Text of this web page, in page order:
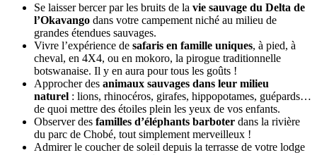
Se laisser bercer par les bruits de la vie sauvage du Delta de
l’Okavango dans votre campement niché au milieu de
grandes étendues sauvages.
Vivre l’expérience de safaris en famille uniques, à pied, à
cheval, en 4X4, ou en mokoro, la pirogue traditionnelle
botswanaise. Il y en aura pour tous les goûts !
Approcher des animaux sauvages dans leur milieu
naturel : lions, rhinocéros, girafes, hippopotames, guépards…
de quoi mettre des étoiles plein les yeux de vos enfants.
Observer des familles d’éléphants barboter dans la rivière
du parc de Chobé, tout simplement merveilleux !
Admirer le coucher de soleil depuis la terrasse de votre lodge